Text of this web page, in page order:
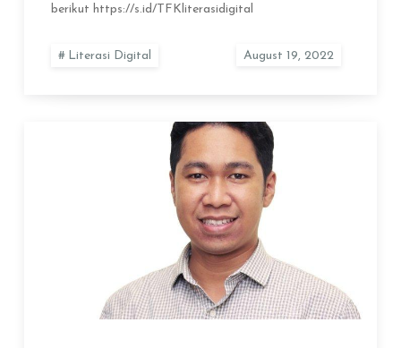
berikut https://s.id/TFKliterasidigital
Literasi Digital